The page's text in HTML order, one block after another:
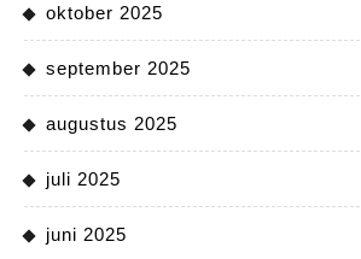
oktober 2025
september 2025
augustus 2025
juli 2025
juni 2025